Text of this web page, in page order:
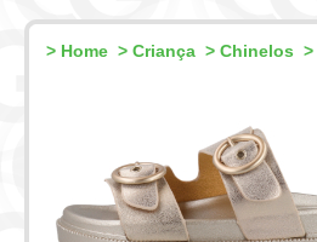
> Home > Criança > Chinelos >